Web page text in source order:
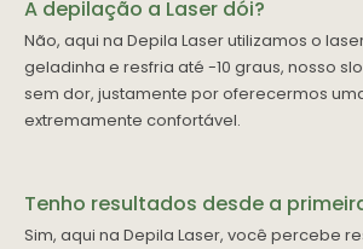
A depilação a Laser dói?
Não, aqui na Depila Laser utilizamos o
geladinha e resfria até -10 graus, nosso
sem dor, justamente por oferecermos
extremamente confortável.
Tenho resultados desde a
Sim, aqui na Depila Laser, você percebe